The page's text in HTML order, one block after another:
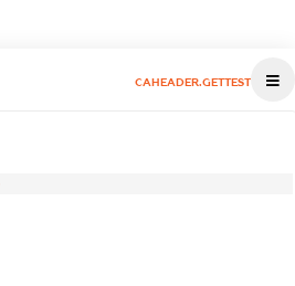
CAHEADER.GETTEST